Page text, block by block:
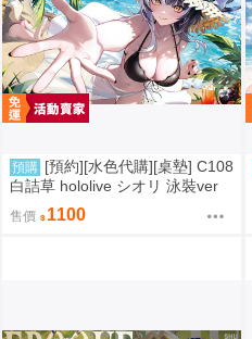
預購 [預約][水色代購][桌墊] C108
白詰草 hololive シオリ 泳裝ver
售價 1100